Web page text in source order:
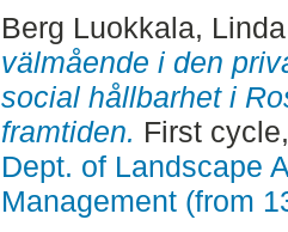
Berg Luokkala, Linda
välmående i den
social hållbarhet i
framtiden. First
Dept. of Landscape
Management (from